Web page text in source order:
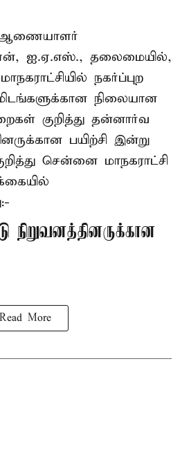
ஆணையாளர்
ஐ.ஏ.எஸ்., தலைமையில்,
நகர்ப்புற
நிலையான
குறித்து தன்னார்வ
பயிற்சி இன்று
சென்னை மாநகராட்சி
Read More